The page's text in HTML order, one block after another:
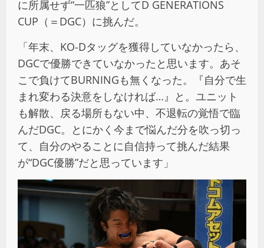
に所属せず“一匹狼”としてD GENERATIONS
CUP（＝DGC）に挑んだ。
「年末、KO-Dタッグを獲得していなかったら、
DGCで優勝できていなかったと思います。あそ
こで負けてBURNINGも無くなった。『自分で生
まれ変わる決意をしなければ…』と。ユニット
も解散、戻る場所もない中、不退転の覚悟で臨
んだDGC。とにかく今まで悩んだ分を吹っ切っ
て、自分のやることに自信持って挑んだ結果
が“DGC優勝”だと思っています」